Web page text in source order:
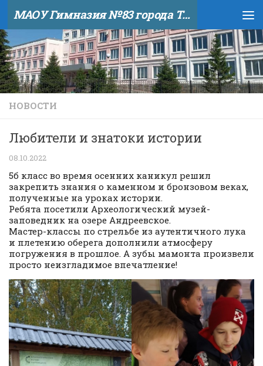
Skip to content МАОУ Гимназия №83 города Тюмени
НОВОСТИ
Любители и знатоки истории
08.10.2022
5б класс во время осенних каникул решил
закрепить знания о каменном и бронзовом веках,
полученные на уроках истории.
Ребята посетили Археологический музей-
заповедник на озере Андреевское.
Мастер-классы по стрельбе из аутентичного лука
и плетению оберега дополнили атмосферу
погружения в прошлое. А зубы мамонта произвели
просто неизгладимое впечатление!